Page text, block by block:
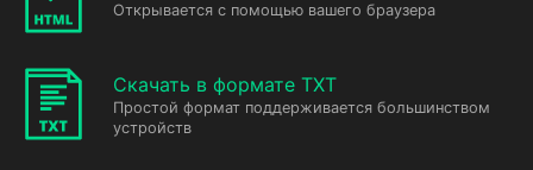
Открывается с помощью вашего браузера
Скачать в формате TXT
Простой формат поддерживается большинством
устройств